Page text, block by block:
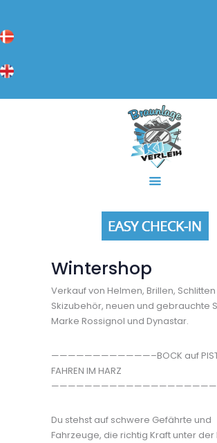
alles Rund um das Thema Skiverleih, Skiservice
Apartments
Wintershop
Verkauf von Helmen, Brillen,
Skizubehör, neuen und gebrauchte
Marke Rossignol und Dynastar.
————————————–BOCK auf
FAHREN IM HARZ
Du stehst auf schwere Gefährte und
Fahrzeuge, die richtig Kraft unter der